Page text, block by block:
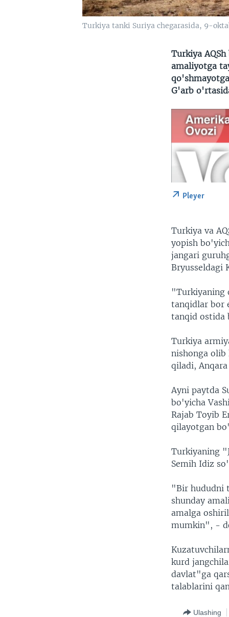
Turkiya tanki Suriya chegarasida, 9-
Turkiya
amaliyotga
G'arb
Pleyer
Turkiya va
yopish
jangari
Bryusseldagi
"Turkiyaning
tanqidlar bor
tanqid ostida
Turkiya
nishonga olib
qiladi,
Ayni paytda
bo'yicha
Rajab Toyib
qilayotgan
Turkiyaning
Semih Idiz
"Bir hududni
shunday
amalga
mumkin", -
kurd
davlat"ga
talablarini
Ulashing